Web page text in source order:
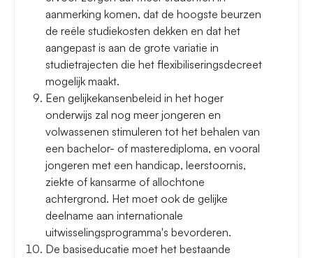
aanmerking komen, dat de hoogste beurzen
de reële studiekosten dekken en dat het
aangepast is aan de grote variatie in
studietrajecten die het flexibiliseringsdecreet
mogelijk maakt.
Een gelijkekansenbeleid in het hoger
onderwijs zal nog meer jongeren en
volwassenen stimuleren tot het behalen van
een bachelor- of masterediploma, en vooral
jongeren met een handicap, leerstoornis,
ziekte of kansarme of allochtone
achtergrond. Het moet ook de gelijke
deelname aan internationale
uitwisselingsprogramma's bevorderen.
De basiseducatie moet het bestaande